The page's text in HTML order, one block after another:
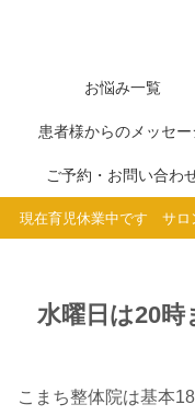
お悩み一覧
患者様からのメッセー
ご予約・お問い合わ
現在育児休業中です サロ
水曜日は20時
こまち整体院は基本